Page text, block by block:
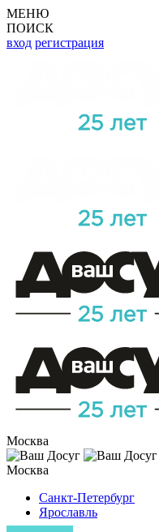
МЕНЮ
ПОИСК
вход регистрация
Москва
Москва
Санкт-Петербург
Ярославль